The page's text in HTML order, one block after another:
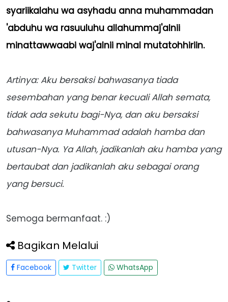
syariikalahu wa asyhadu anna muhammadan
'abduhu wa rasuuluhu allahummaj'alnii
minattawwaabi waj'alnii minal mutatohhiriin.
Artinya: Aku bersaksi bahwasanya tiada
sesembahan yang benar kecuali Allah semata,
tidak ada sekutu bagi-Nya, dan aku bersaksi
bahwasanya Muhammad adalah hamba dan
utusan-Nya. Ya Allah, jadikanlah aku hamba yang
bertaubat dan jadikanlah aku sebagai orang
yang bersuci.
Semoga bermanfaat. :)
Bagikan Melalui
Facebook Twitter WhatsApp